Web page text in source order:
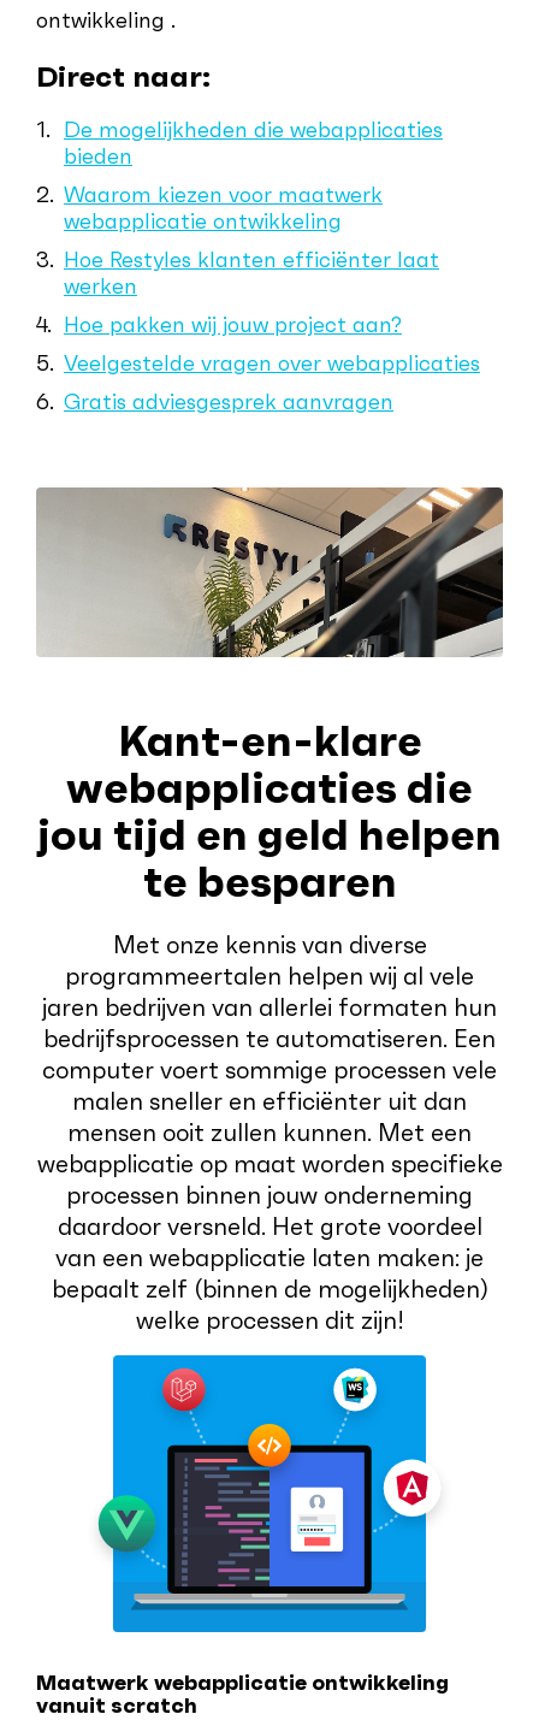
ontwikkeling .
Direct naar:
De mogelijkheden die webapplicaties
bieden
Waarom kiezen voor maatwerk
webapplicatie ontwikkeling
Hoe Restyles klanten efficiënter laat
werken
Hoe pakken wij jouw project aan?
Veelgestelde vragen over webapplicaties
Gratis adviesgesprek aanvragen
Kant-en-klare
webapplicaties die
jou tijd en geld helpen
te besparen
Met onze kennis van diverse
programmeertalen helpen wij al vele
jaren bedrijven van allerlei formaten hun
bedrijfsprocessen te automatiseren. Een
computer voert sommige processen vele
malen sneller en efficiënter uit dan
mensen ooit zullen kunnen. Met een
webapplicatie op maat worden specifieke
processen binnen jouw onderneming
daardoor versneld. Het grote voordeel
van een webapplicatie laten maken: je
bepaalt zelf (binnen de mogelijkheden)
welke processen dit zijn!
Maatwerk webapplicatie ontwikkeling
vanuit scratch